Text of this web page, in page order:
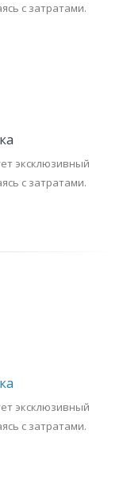
с затратами.
эксклюзивный
с затратами.
эксклюзивный
с затратами.